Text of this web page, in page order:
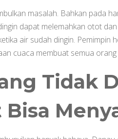
masalah. Bahkan pada
dapat melemahkan otot
air sudah dingin. Pemimpin
cuaca membuat semua orang
Tidak
Bisa